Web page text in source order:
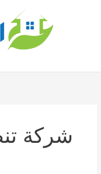
شركة